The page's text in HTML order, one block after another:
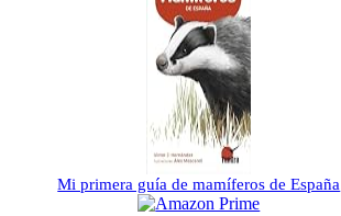
Mi primera guía de mamíferos de España